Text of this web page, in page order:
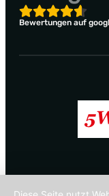
Bewertungen auf